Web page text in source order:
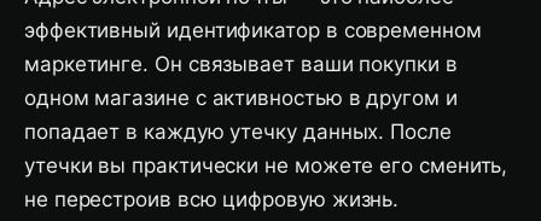
эффективный идентификатор в современном
маркетинге. Он связывает ваши покупки в
одном магазине с активностью в другом и
попадает в каждую утечку данных. После
утечки вы практически не можете его сменить,
не перестроив всю цифровую жизнь.